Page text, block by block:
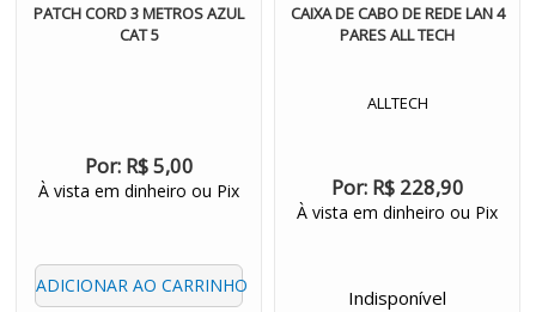
PATCH CORD 3 METROS AZUL
CAT 5
Por: R$ 5,00
À vista em dinheiro ou Pix
ADICIONAR AO CARRINHO
CAIXA DE CABO DE REDE LAN 4
PARES ALL TECH
ALLTECH
Por: R$ 228,90
À vista em dinheiro ou Pix
Indisponível